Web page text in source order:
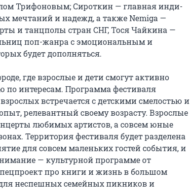
Трифоновым; Сироткин — главная инди-
мечтаний и надежд, а также Nemiga —
и танцполы стран СНГ, Тося Чайкина —
поп-жанра с эмоциональным и
будет дополняться.
где взрослые и дети смогут активно
по интересам. Программа фестиваля
встречается с детскими смелостью и
релевантный своему возрасту. Взрослые
любимых артистов, а совсем юные
Территория фестиваля будет разделена
для совсем маленьких гостей события, и
— культурной программе от
про книги и жизнь в большом
для неспешных семейных пикников и